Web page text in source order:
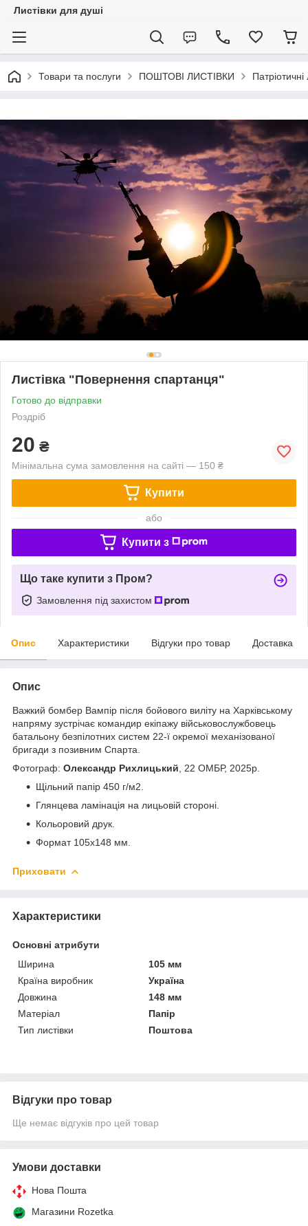
Листівки для душі
Товари та послуги ПОШТОВІ ЛИСТІВКИ
Листівка "Повернення спартанця"
Готово до відправки
Роздріб
20 ₴
Мінімальна сума замовлення на сайті — 150 ₴
Купити
або
Купити з
Що таке купити з Пром?
Замовлення під захистом
Опис Характеристики Відгуки про товар Доставка
Опис
Важкий бомбер Вампір після бойового виліту на Харківському
напряму зустрічає командир екіпажу військовослужбовець
батальону безпілотних систем 22-ї окремої механізованої
бригади з позивним Спарта.
Фотограф: Олександр Рихлицький , 22 ОМБР, 2025р.
Щільний папір 450 г/м2.
Глянцева ламінація на лицьовій стороні.
Кольоровий друк.
Формат 105х148 мм.
Приховати
Характеристики
Основні атрибути
Ширина
105 мм
Країна виробник
Україна
Довжина
148 мм
Матеріал
Папір
Тип листівки
Поштова
Відгуки про товар
Ще немає відгуків про цей товар
Умови доставки
Нова Пошта
Магазини Rozetka